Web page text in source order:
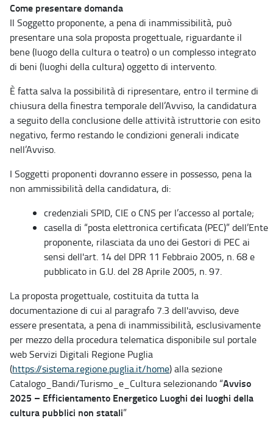
Come presentare domanda
Il Soggetto proponente, a pena di inammissibilità, può
presentare una sola proposta progettuale, riguardante il
bene (luogo della cultura o teatro) o un complesso integrato
di beni (luoghi della cultura) oggetto di intervento.
È fatta salva la possibilità di ripresentare, entro il termine di
chiusura della finestra temporale dell’Avviso, la candidatura
a seguito della conclusione delle attività istruttorie con esito
negativo, fermo restando le condizioni generali indicate
nell’Avviso.
I Soggetti proponenti dovranno essere in possesso, pena la
non ammissibilità della candidatura, di:
credenziali SPID, CIE o CNS per l’accesso al portale;
casella di “posta elettronica certificata (PEC)” dell’Ente
proponente, rilasciata da uno dei Gestori di PEC ai
sensi dell'art. 14 del DPR 11 Febbraio 2005, n. 68 e
pubblicato in G.U. del 28 Aprile 2005, n. 97.
La proposta progettuale, costituita da tutta la
documentazione di cui al paragrafo 7.3 dell'avviso, deve
essere presentata, a pena di inammissibilità, esclusivamente
per mezzo della procedura telematica disponibile sul portale
web Servizi Digitali Regione Puglia
(https://sistema.regione.puglia.it/home) alla sezione
Catalogo_Bandi/Turismo_e_Cultura selezionando “Avviso
2025 – Efficientamento Energetico Luoghi dei luoghi della
cultura pubblici non statali”